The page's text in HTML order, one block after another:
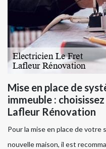
Mise en place de
immeuble :
Lafleur Rénovation
Pour la mise en place de
nouvelle maison, il est